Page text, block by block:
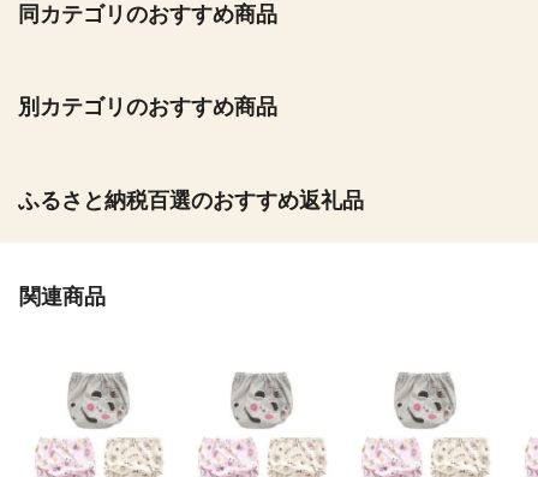
同カテゴリのおすすめ商品
別カテゴリのおすすめ商品
ふるさと納税百選のおすすめ返礼品
関連商品